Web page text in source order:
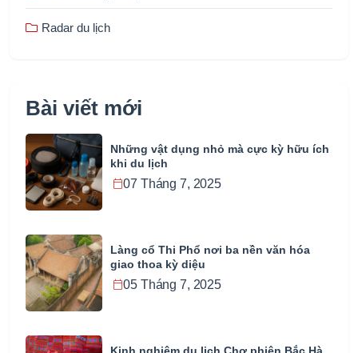
Radar du lịch
Bài viết mới
Những vật dụng nhỏ mà cực kỳ hữu ích
khi du lịch
07 Tháng 7, 2025
Làng cổ Thi Phổ nơi ba nền văn hóa
giao thoa kỳ diệu
05 Tháng 7, 2025